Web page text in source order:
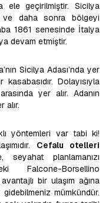
ele geçirilmiştir. Sicilya
ve daha sonra bölgeyi
1861 senesinde İtalya
devam etmiştir.
Sicilya Adası’nda yer
Dolayısıyla
yer alır. Adanın
alır.
yöntemleri var tabi ki!
Cefalu otelleri
planlamanızı
Falcone-Borsellino
bir ulaşım ağına
mümkündür.